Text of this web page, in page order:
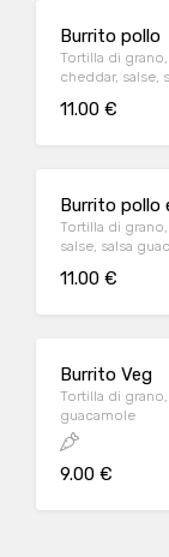
Burrito pollo
Tortilla di
cheddar, salse,
11.00 €
Burrito pollo
Tortilla di
salse, salsa
11.00 €
Burrito Veg
Tortilla di
guacamole
9.00 €